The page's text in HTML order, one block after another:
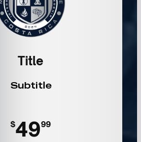
Title
Subtitle
$4999